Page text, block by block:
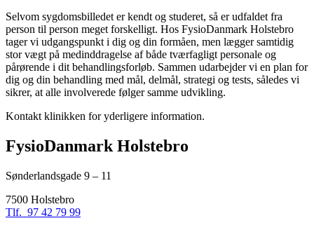
Selvom sygdomsbilledet er kendt og studeret, så er udfaldet fra
person til person meget forskelligt. Hos FysioDanmark Holstebro
tager vi udgangspunkt i dig og din formåen, men lægger samtidig
stor vægt på medinddragelse af både tværfagligt personale og
pårørende i dit behandlingsforløb. Sammen udarbejder vi en plan for
dig og din behandling med mål, delmål, strategi og tests, således vi
sikrer, at alle involverede følger samme udvikling.
Kontakt klinikken for yderligere information.
FysioDanmark Holstebro
Sønderlandsgade 9 – 11
7500 Holstebro
Tlf. 97 42 79 99